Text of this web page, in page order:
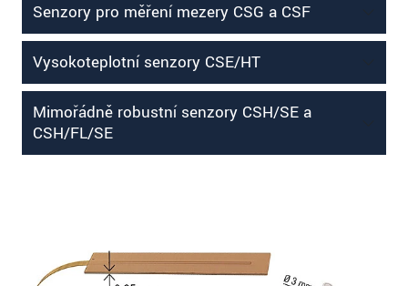
Senzory pro měření mezery CSG a CSF
Vysokoteplotní senzory CSE/HT
Mimořádně robustní senzory CSH/SE a
CSH/FL/SE